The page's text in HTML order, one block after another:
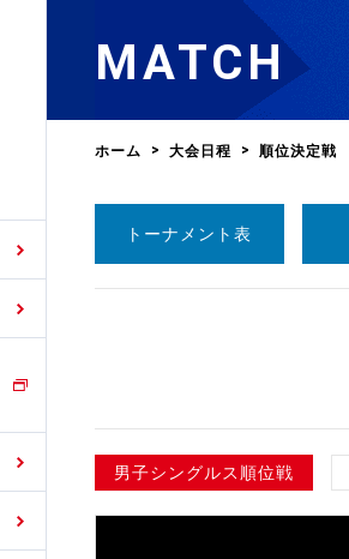
公式大会優勝記録
大会・試合
TV・メディア情報
お知らせ
男子ナショナルチーム選
女子世界ランキング
卓球の基本的なルール
卓球用語集
スポーツ栄養カルタ
協会会員登録
審判
指導者
卓球協会のミッション
沿革・組織図
取り組み・活動
国際交流届申込みフォーム
競技ウエアチーム名申請
日本卓球ルールのお問い合
MATCH
ホーム 大会日程 順位決定戦
トーナメント表
男子シングルス順位戦